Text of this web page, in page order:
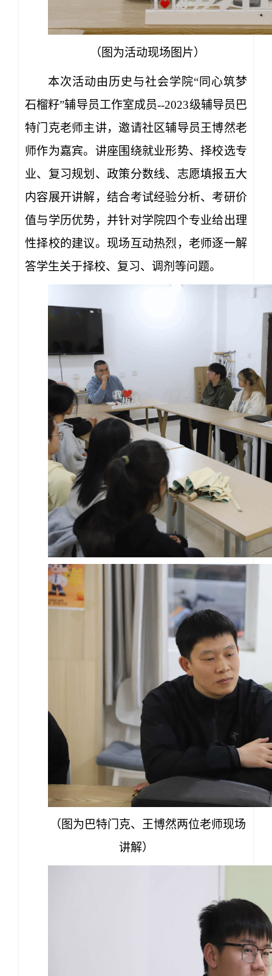
（图为活动现场图片）
本次活动由历史与社会学院“同心筑梦
石榴籽”辅导员工作室成员--2023级辅导员巴
特门克老师主讲，邀请社区辅导员王博然老
师作为嘉宾。讲座围绕就业形势、择校选专
业、复习规划、政策分数线、志愿填报五大
内容展开讲解，结合考试经验分析、考研价
值与学历优势，并针对学院四个专业给出理
性择校的建议。现场互动热烈，老师逐一解
答学生关于择校、复习、调剂等问题。
（图为巴特门克、 王博然两位老师现场
讲解）